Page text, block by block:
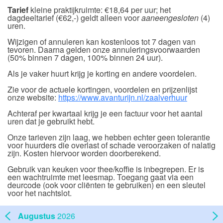
Tarief kleine praktijkruimte: €18,64 per uur; het
dagdeeltarief (€62,-) geldt alleen vooraaneengesloten (4)
uren.
Wijzigen of annuleren kan kostenloos tot 7 dagen van
tevoren. Daarna gelden onze annuleringsvoorwaarden
(50% binnen 7 dagen, 100% binnen 24 uur).
Als je vaker huurt krijg je korting en andere voordelen.
Zie voor de actuele kortingen, voordelen en prijzenlijst
onze website: https://www.avanturijn.nl/zaalverhuur
Achteraf per kwartaal krijg je een factuur voor het aantal
uren dat je gebruikt hebt.
Onze tarieven zijn laag, we hebben echter geen tolerantie
voor huurders die overlast of schade veroorzaken of nalatig
zijn. Kosten hiervoor worden doorberekend.
Gebruik van keuken voor thee/koffie is inbegrepen. Er is
een wachtruimte met leesmap. Toegang gaat via een
deurcode (ook voor cliënten te gebruiken) en een sleutel
voor het nachtslot.
Augustus2026